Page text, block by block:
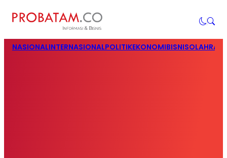
NASIONALINTERNASIONALPOLITIKEKONOMIBISNIS